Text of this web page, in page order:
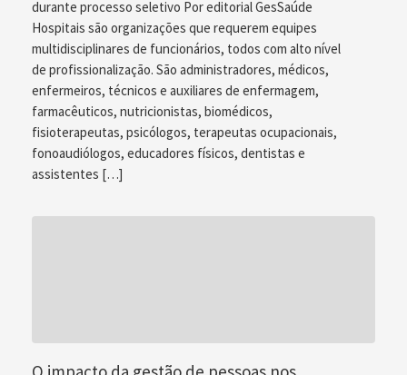
durante processo seletivo Por editorial GesSaúde
Hospitais são organizações que requerem equipes
multidisciplinares de funcionários, todos com alto nível
de profissionalização. São administradores, médicos,
enfermeiros, técnicos e auxiliares de enfermagem,
farmacêuticos, nutricionistas, biomédicos,
fisioterapeutas, psicólogos, terapeutas ocupacionais,
fonoaudiólogos, educadores físicos, dentistas e
assistentes […]